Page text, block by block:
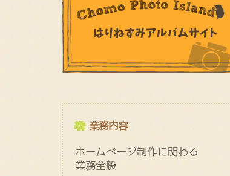
業務内容
ホームページ制作に関わる
業務全般